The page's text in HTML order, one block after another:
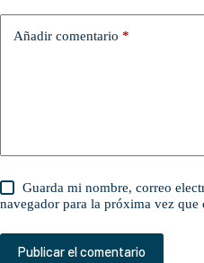
Añadir comentario *
Guarda mi nombre, correo
navegador para la próxima vez que
Publicar el comentario